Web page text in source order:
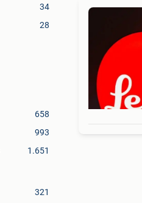
34
28
658
993
1.651
321